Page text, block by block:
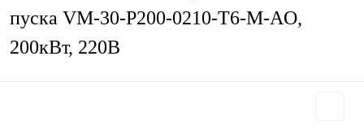
пуска VM-30-P200-0210-T6-M-AO,
200кВт, 220В